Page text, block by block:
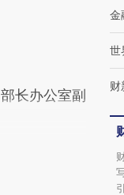
长办公室副
金
世
财